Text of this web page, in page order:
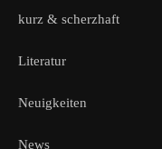
kurz & scherzhaft
Literatur
Neuigkeiten
News